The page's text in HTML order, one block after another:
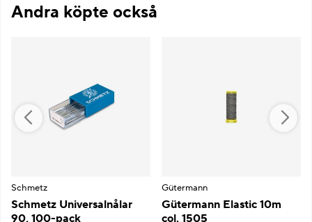
Andra köpte också
Schmetz
Schmetz Universalnålar
90, 100-pack
Gütermann
Gütermann Elastic 10m
col. 1505